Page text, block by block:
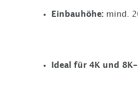
Einbauhöhe: mind.
Ideal für 4K und